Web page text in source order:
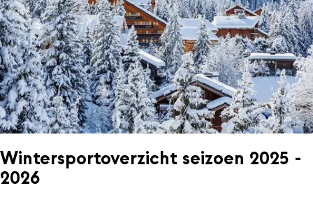
Wintersportoverzicht seizoen 2025 -
2026